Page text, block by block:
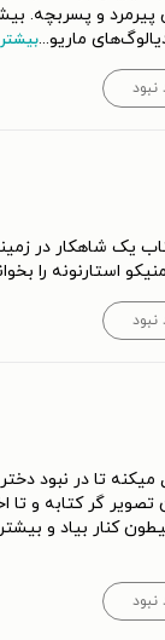
و پسربچه.
ماریو...بیشتر
نبود
یک شاهکار در
استارنونه را
نبود
گر کتابه و تا
کنار بیاد و
نبود